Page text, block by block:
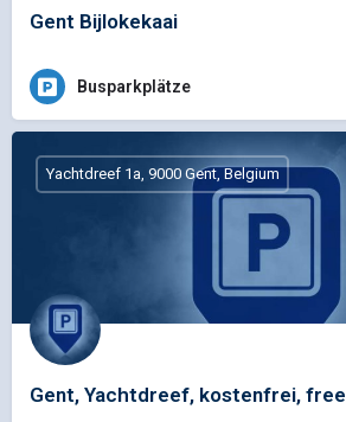
Gent Bijlokekaai
Busparkplätze
Gent, Yachtdreef, kostenfrei, free
Yachtdreef 1a, 9000 Gent, Belgium